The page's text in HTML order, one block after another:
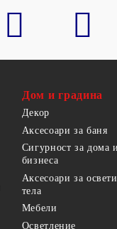
Дом и градина
Декор
Аксесоари за баня
Сигурност за дома и
бизнеса
Аксесоари за
тела
Мебели
Осветление